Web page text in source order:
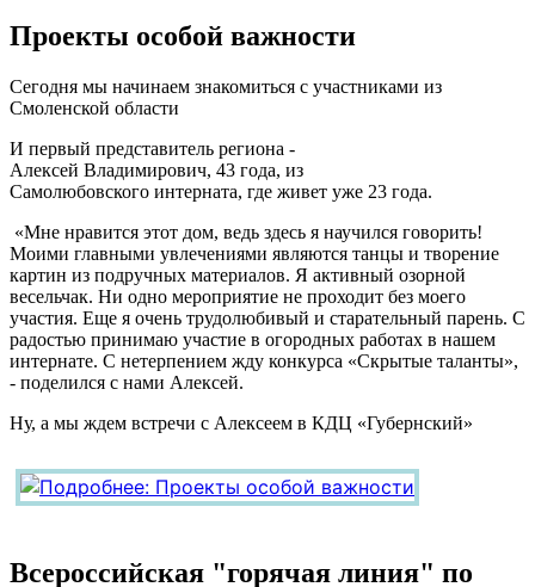
Проекты особой важности
Сегодня мы начинаем знакомиться с участниками из
Смоленской области
И первый представитель региона -
Алексей Владимирович, 43 года, из
Самолюбовского интерната, где живет уже 23 года.
«Мне нравится этот дом, ведь здесь я научился говорить!
Моими главными увлечениями являются танцы и творение
картин из подручных материалов. Я активный озорной
весельчак. Ни одно мероприятие не проходит без моего
участия. Еще я очень трудолюбивый и старательный парень. С
радостью принимаю участие в огородных работах в нашем
интернате. С нетерпением жду конкурса «Скрытые таланты»,
- поделился с нами Алексей.
Ну, а мы ждем встречи с Алексеем в КДЦ «Губернский»
Всероссийская "горячая линия" по